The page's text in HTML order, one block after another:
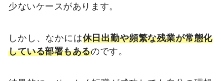
少ないケースがあります。
しかし、なかには休日出勤や頻繁な残業が常態化
している部署もあるのです。